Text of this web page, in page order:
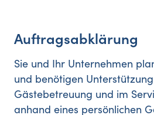
Auftragsabklärung
Sie und Ihr Unternehmen
und benötigen
Gästebetreuung und im
anhand eines persönlichen